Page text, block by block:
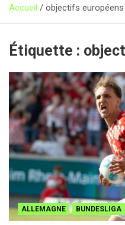
Accueil objectifs européens
Étiquette :
ALLEMAGNE BUNDESLIGA